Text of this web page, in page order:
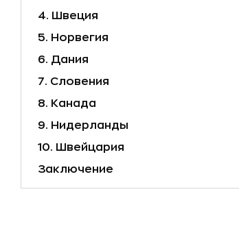
4. Швеция
5. Норвегия
6. Дания
7. Словения
8. Канада
9. Нидерланды
10. Швейцария
Заключение